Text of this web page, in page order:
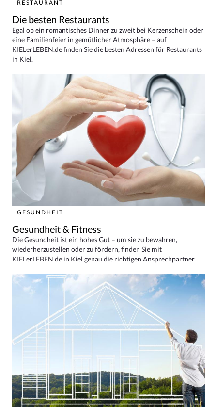
RESTAURANT
Die besten Restaurants
Egal ob ein romantisches Dinner zu zweit bei Kerzenschein oder
eine Familienfeier in gemütlicher Atmosphäre – auf
KIELerLEBEN.de finden Sie die besten Adressen für Restaurants
in Kiel.
GESUNDHEIT
Gesundheit & Fitness
Die Gesundheit ist ein hohes Gut – um sie zu bewahren,
wiederherzustellen oder zu fördern, finden Sie mit
KIELerLEBEN.de in Kiel genau die richtigen Ansprechpartner.